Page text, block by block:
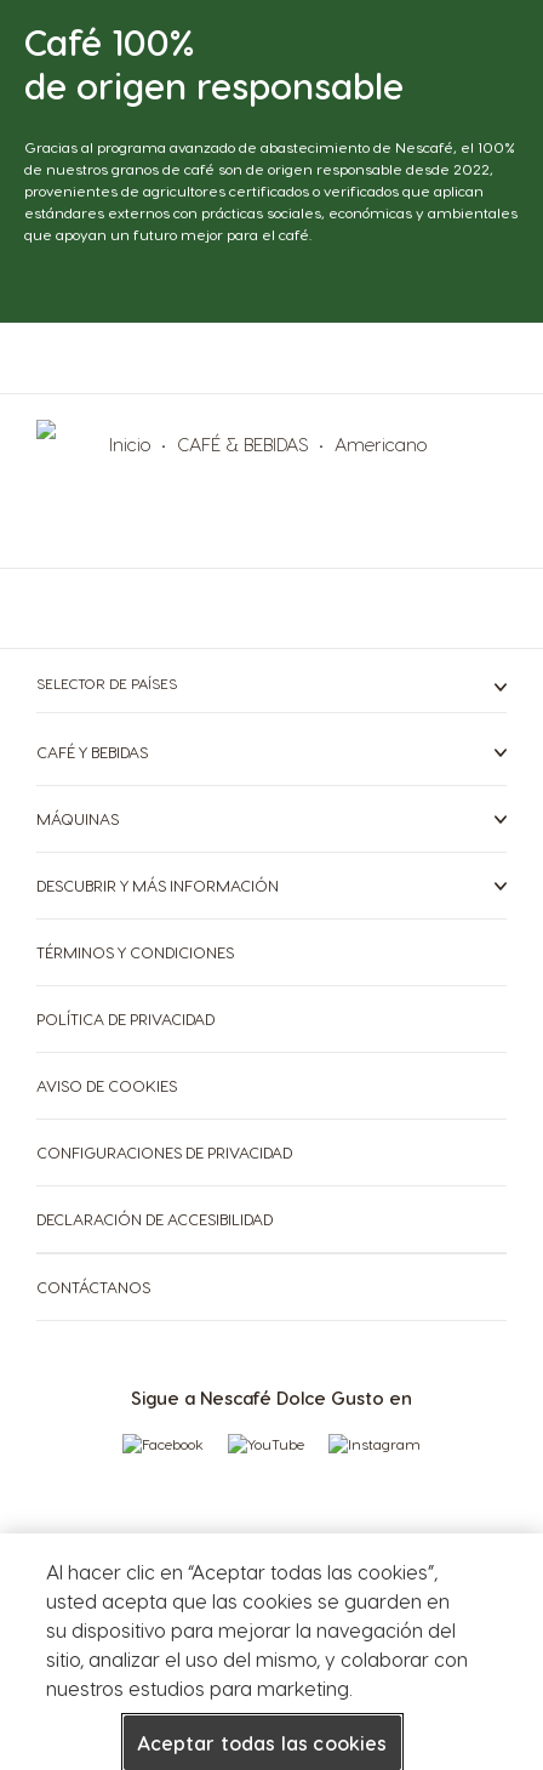
Café 100%
de origen responsable
Gracias al programa avanzado de abastecimiento de Nescafé, el 100%
de nuestros granos de café son de origen responsable desde 2022,
provenientes de agricultores certificados o verificados que aplican
estándares externos con prácticas sociales, económicas y ambientales
que apoyan un futuro mejor para el café.
Inicio CAFÉ & BEBIDAS Americano
SELECTOR DE PAÍSES
CAFÉ Y BEBIDAS
MÁQUINAS
DESCUBRIR Y MÁS INFORMACIÓN
Sigue a Nescafé Dolce Gusto en
CONTÁCTANOS
TÉRMINOS Y CONDICIONES
POLÍTICA DE PRIVACIDAD
AVISO DE COOKIES
CONFIGURACIONES DE PRIVACIDAD
DECLARACIÓN DE ACCESIBILIDAD
Americano
Al hacer clic en “Aceptar todas las cookies”,
usted acepta que las cookies se guarden en
su dispositivo para mejorar la navegación del
sitio, analizar el uso del mismo, y colaborar con
nuestros estudios para marketing.
Aceptar todas las cookies